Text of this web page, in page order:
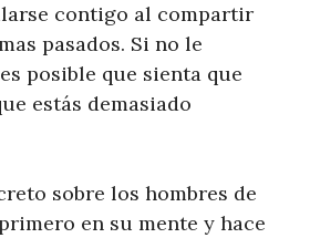
contigo al compartir
pasados. Si no le
posible que sienta que
estás demasiado
sobre los hombres de
en su mente y hace